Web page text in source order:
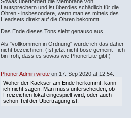
Lautsprechern und ist überdies schädlich für die
Ohren - insbesondere, wenn man es mittels des
Headsets direkt auf die Ohren bekommt.
Das Ende dieses Tons sieht genauso aus.
Als "vollkommen in Ordnung" würde ich das daher
nicht bezeichnen. (Ist jetzt nicht böse gemeint - ich
bin froh, dass es sowas wie PhonerLite gibt!)
Phoner Admin wrote on 17. Sep 2020 at 12:54:
Woher der Kackser am Ende herkommt, kann
ich nicht sagen. Man muss unterscheiden, ob
Freizeichen lokal eingespielt wird, oder auch
schon Teil der Übertragung ist.